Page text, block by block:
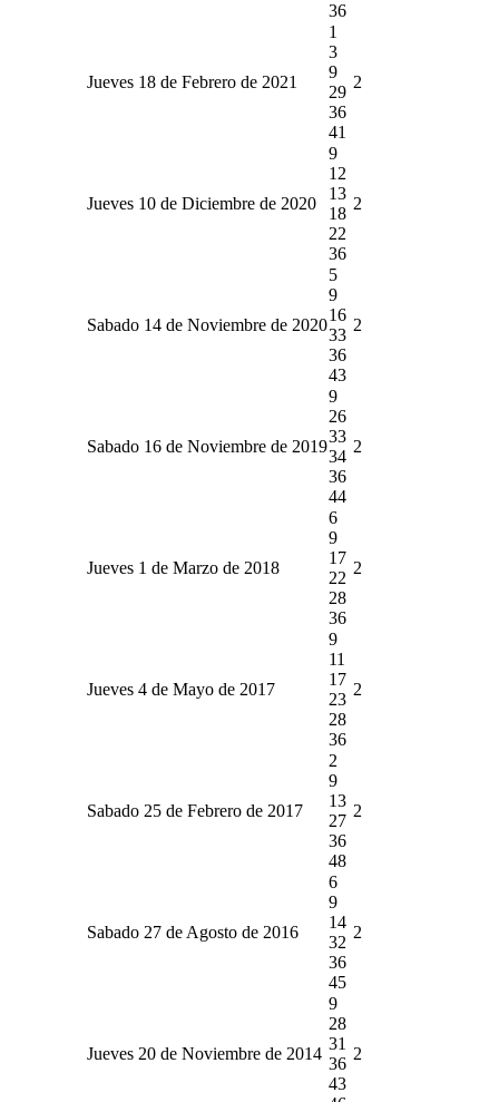
36
Jueves 18 de Febrero de 2021
1
3
9
29
36
41
2
Jueves 10 de Diciembre de 2020
9
12
13
18
22
36
2
Sabado 14 de Noviembre de 2020
5
9
16
33
36
43
2
Sabado 16 de Noviembre de 2019
9
26
33
34
36
44
2
Jueves 1 de Marzo de 2018
6
9
17
22
28
36
2
Jueves 4 de Mayo de 2017
9
11
17
23
28
36
2
Sabado 25 de Febrero de 2017
2
9
13
27
36
48
2
Sabado 27 de Agosto de 2016
6
9
14
32
36
45
2
Jueves 20 de Noviembre de 2014
9
28
31
36
43
2